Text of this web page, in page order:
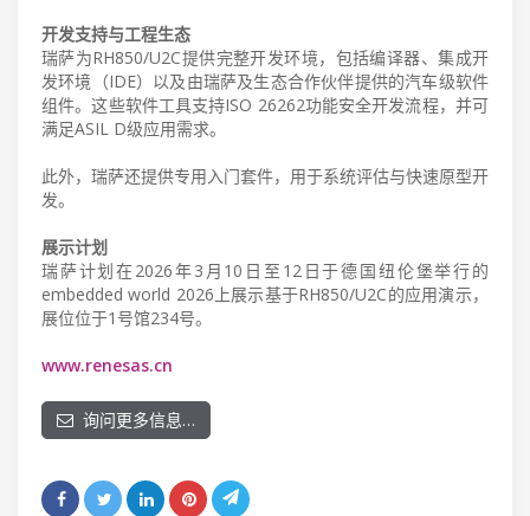
开发支持与工程生态
瑞萨为RH850/U2C提供完整开发环境，包括编译器、集成开
发环境（IDE）以及由瑞萨及生态合作伙伴提供的汽车级软件
组件。这些软件工具支持ISO 26262功能安全开发流程，并可
满足ASIL D级应用需求。
此外，瑞萨还提供专用入门套件，用于系统评估与快速原型开
发。
展示计划
瑞萨计划在2026年3月10日至12日于德国纽伦堡举行的
embedded world 2026上展示基于RH850/U2C的应用演示，
展位位于1号馆234号。
www.renesas.cn
询问更多信息…